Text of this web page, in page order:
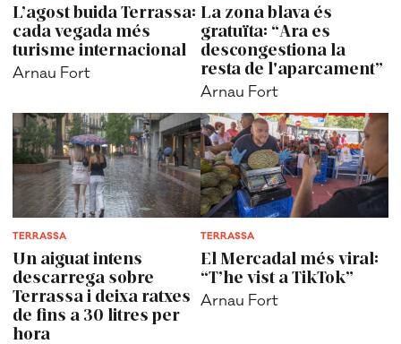
L’agost buida Terrassa:
cada vegada més
turisme internacional
Arnau Fort
La zona blava és
gratuïta: “Ara es
descongestiona la
resta de l'aparcament”
Arnau Fort
TERRASSA
Un aiguat intens
descarrega sobre
Terrassa i deixa ratxes
de fins a 30 litres per
hora
TERRASSA
El Mercadal més viral:
“T’he vist a TikTok”
Arnau Fort